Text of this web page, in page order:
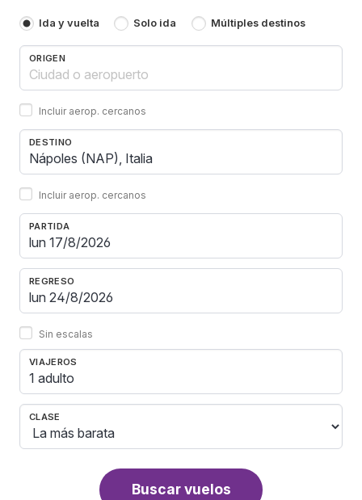
Ida y vuelta Solo ida Múltiples destinos
ORIGEN
Incluir aerop. cercanos
DESTINO
Incluir aerop. cercanos
PARTIDA
REGRESO
Sin escalas
VIAJEROS
1 adulto
CLASE
Buscar vuelos